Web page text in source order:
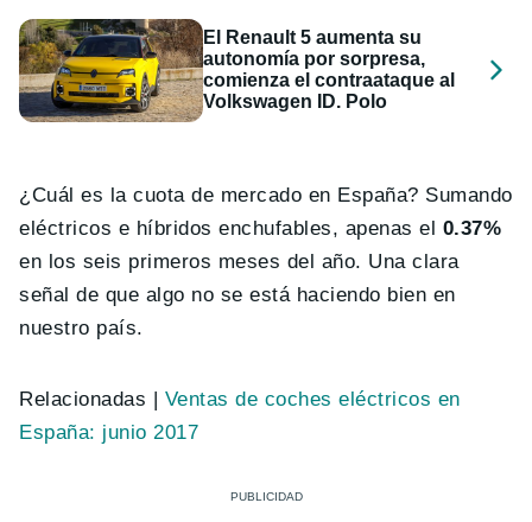
El Renault 5 aumenta su
autonomía por sorpresa,
comienza el contraataque al
Volkswagen ID. Polo
¿Cuál es la cuota de mercado en España? Sumando
eléctricos e híbridos enchufables, apenas el 0.37%
en los seis primeros meses del año. Una clara
señal de que algo no se está haciendo bien en
nuestro país.
Relacionadas | Ventas de coches eléctricos en
España: junio 2017